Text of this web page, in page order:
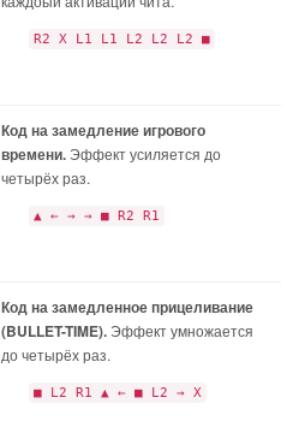
R2 X L1 L1 L2 L2 L2 ■
Код на замедление игрового
времени. Эффект усиляется до
четырёх раз.
▲ ← → → ■ R2 R1
Код на замедленное прицеливание
(BULLET-TIME). Эффект умножается
до четырёх раз.
■ L2 R1 ▲ ← ■ L2 → X